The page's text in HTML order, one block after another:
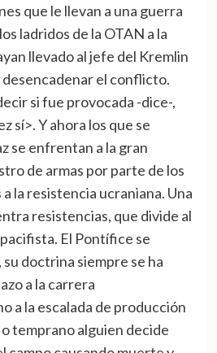
que le llevan a una guerra
ladridos de la OTAN a la
llevado al jefe del Kremlin
desencadenar el conflicto.
si fue provocada -dice-,
sí>. Y ahora los que se
se enfrentan a la gran
de armas por parte de los
la resistencia ucraniana. Una
resistencias, que divide al
El Pontífice se
doctrina siempre se ha
a la carrera
a la escalada de producción
temprano alguien decide